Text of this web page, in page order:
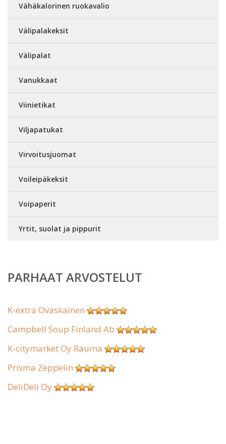
Vähäkalorinen ruokavalio
Välipalakeksit
Välipalat
Vanukkaat
Viinietikat
Viljapatukat
Virvoitusjuomat
Voileipäkeksit
Voipaperit
Yrtit, suolat ja pippurit
PARHAAT ARVOSTELUT
K-extra Ovaskainen
Campbell Soup Finland Ab
K-citymarket Oy Rauma
Prisma Zeppelin
DeliDeli Oy